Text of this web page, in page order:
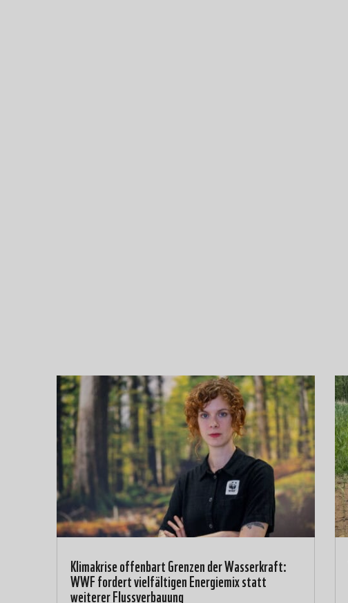
Klimakrise offenbart Grenzen der Wasserkraft:
WWF fordert vielfältigen Energiemix statt
weiterer Flussverbauung